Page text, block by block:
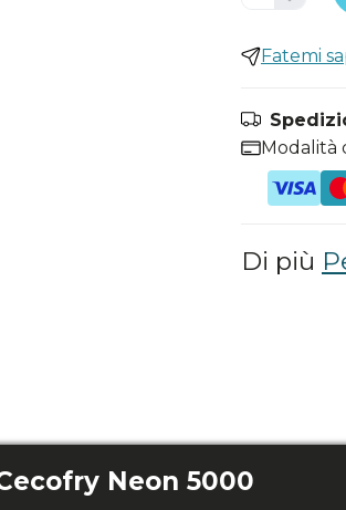
Fatemi
Modalità
Di più
Neon 5000